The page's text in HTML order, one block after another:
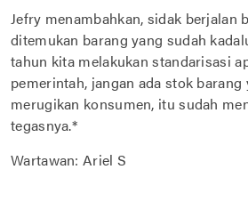
Jefry menambahkan, sidak berjalan
ditemukan barang yang sudah
tahun kita melakukan standarisasi
pemerintah, jangan ada stok barang
merugikan konsumen, itu sudah
tegasnya.*
Wartawan: Ariel S